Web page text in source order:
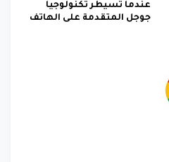
عندما تسيطر تكنولوجيا
جوجل المتقدمة على الهاتف